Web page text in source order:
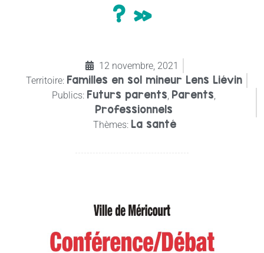
? »
12 novembre, 2021
Territoire: Familles en sol mineur Lens Liévin
Publics: Futurs parents Parents
Professionnels
Thèmes: La santé